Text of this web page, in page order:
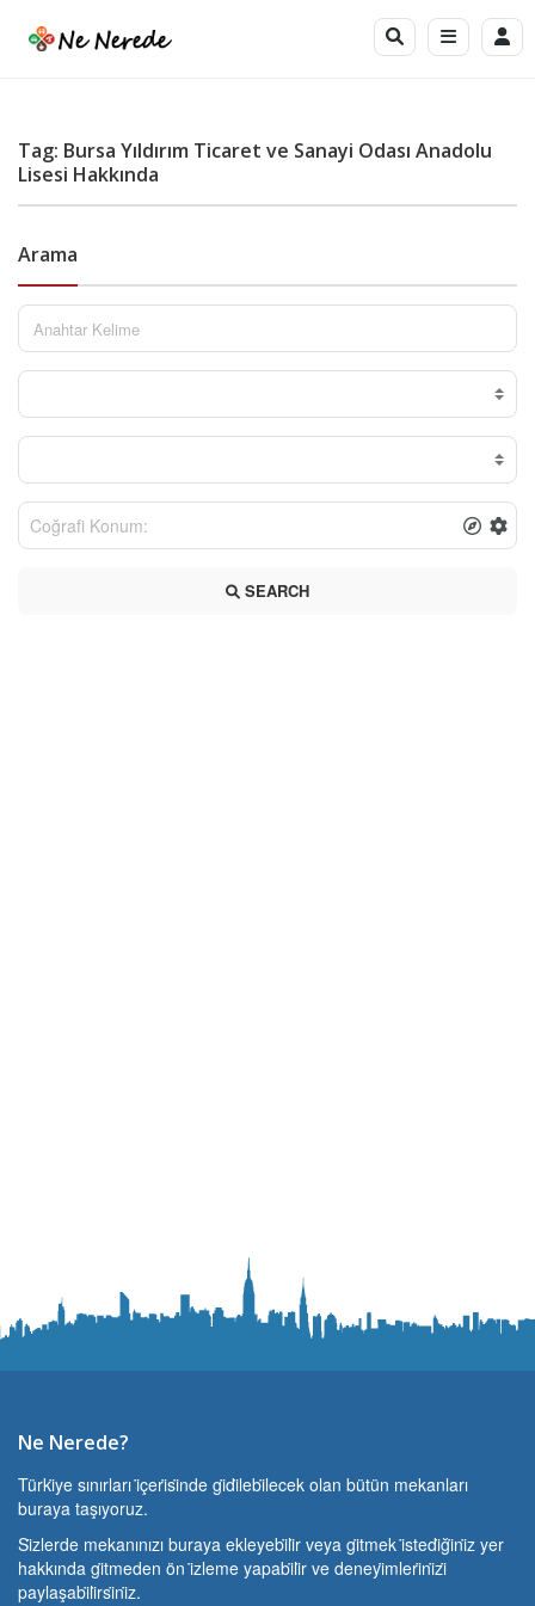
Tag: Bursa Yıldırım Ticaret ve Sanayi Odası Anadolu
Lisesi Hakkında
Arama
SEARCH
Ne Nerede?
Türki̇ye sınırları i̇çeri̇si̇nde gi̇di̇lebi̇lecek olan bütün mekanları
buraya taşıyoruz.
Si̇zlerde mekanınızı buraya ekleyebi̇li̇r veya gi̇tmek i̇stedi̇ği̇ni̇z yer
hakkında gi̇tmeden ön i̇zleme yapabi̇li̇r ve deneyi̇mleri̇ni̇zi̇
paylaşabi̇li̇rsi̇ni̇z.